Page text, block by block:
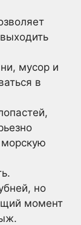
мусор и
в
но
момент